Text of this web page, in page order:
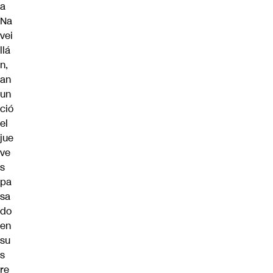
a
Na
vei
llá
n,
an
un
ció
el
jue
ve
s
pa
sa
do
en
su
s
re